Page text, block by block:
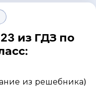
из ГДЗ по
из решебника)